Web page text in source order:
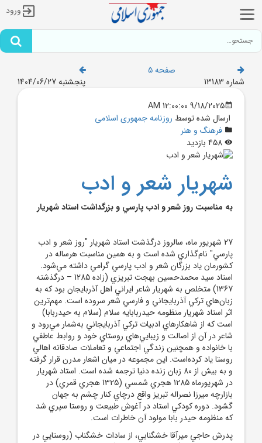
ورود
صفحه 5
شماره 13183
پنجشنبه 1404/06/27
9/18/2025 12:00:00 AM
ارسال شده توسط روزنامه جمهوری اسلامی
فرهنگ و هنر
شهريار شعر و ادب
به مناسبت روز شعر و ادب پارسي و بزرگداشت استاد شهريار
27 شهريور ماه، سالروز درگذشت استاد شهريار "روز شعر و ادب
پارسي" نام‌گذاري شده است و به همين مناسبت هرساله در
کشورمان ياد بزرگان شعر و ادب پارسي گرامي داشته مي‌شود.
استاد سيد محمدحسين بهجت تبريزي (زاده 1285 – درگذشته
1367) متخلص به شهريار شاعر ايراني اهل آذربايجان بود که به
زبان‌هاي ترکي آذربايجاني و فارسي شعر سروده است. مهم‌ترين
اثر استاد شهريار منظومه حيدربابايه سلام (سلام به حيدربابا)
است که از شاهکارهاي ادبيات ترکي آذربايجاني به‌شمار مي‌رود و
شاعر در آن از اصالت و زيبايي‌هاي روستاي خود و روابط عاطفي
با خانواده و همچنين زندگي اجتماعي و تعاملات صادقانه اهالي
روستا ياد کرده‌است. اين مجموعه در ميان اشعار مدرن قرار گرفته
و به بيش از 80 زبان زنده دنيا ترجمه شده است. استاد شهريار
در شهريورماه 1285 هجري شمسي (1325 هجري قمري) در
بازارچه ميرزا نصراله تبريز واقع درچاي کنار چشم به جهان
گشود. دوره کودکي استاد در آغوش طبيعت و روستا سپري شد
که منظومه حيدر بابا مولود آن خاطرات است.
پدرش حاجي ميرآقا خشگنابي، از سادات خشگناب (روستايي در